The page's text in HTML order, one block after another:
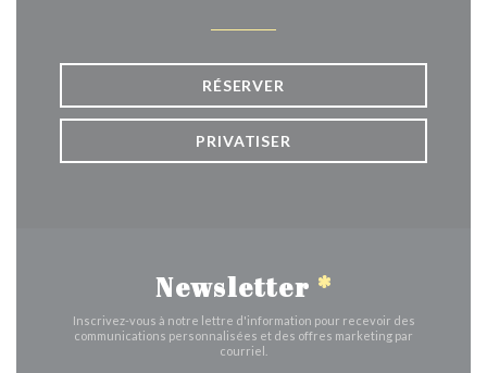
RÉSERVER
PRIVATISER
Newsletter *
Inscrivez-vous à notre lettre d'information pour recevoir des
communications personnalisées et des offres marketing par
courriel.